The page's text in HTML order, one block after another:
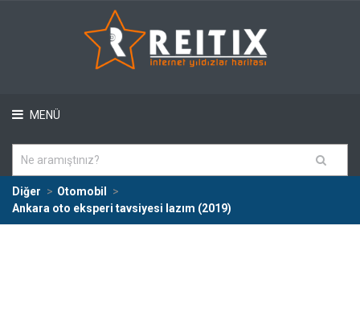
MENÜ
Diğer
Otomobil
Ankara oto eksperi tavsiyesi lazım (2019)